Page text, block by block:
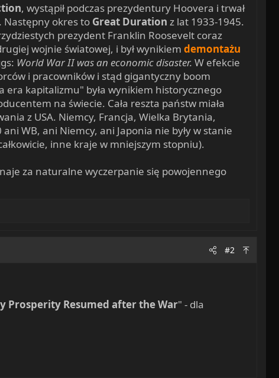
, wystąpił podczas prezydentury Hoovera i trwał
Następny okres to Great Duration z lat 1933-1945.
prezydent Franklin Roosevelt coraz
wojnie światowej, i był wynikiem demontażu
World War II was an economic disaster. W efekcie
i pracowników i stąd gigantyczny boom
era kapitalizmu" była wynikiem historycznego
na świecie. Cała reszta państw miała
z USA. Niemcy, Francja, Wielka Brytania,
WB, ani Niemcy, ani Japonia nie były w stanie
inne kraje w mniejszym stopniu).
za naturalne wyczerpanie się powojennego
#2
Prosperity Resumed after the War" - dla